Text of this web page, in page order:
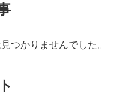
つかりませんでした。